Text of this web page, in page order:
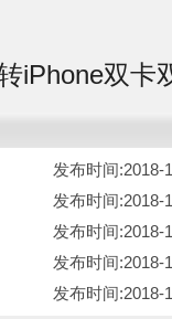
iPhone双卡
发布时间:2018-
发布时间:2018-
发布时间:2018-
发布时间:2018-
发布时间:2018-